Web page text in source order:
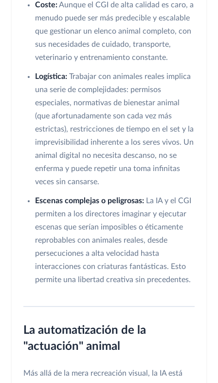
Coste:Aunque el CGI de alta calidad es caro, a
menudo puede ser más predecible y escalable
que gestionar un elenco animal completo, con
sus necesidades de cuidado, transporte,
veterinario y entrenamiento constante.
Logística: Trabajar con animales reales implica
una serie de complejidades: permisos
especiales, normativas de bienestar animal
(que afortunadamente son cada vez más
estrictas), restricciones de tiempo en el set y la
imprevisibilidad inherente a los seres vivos. Un
animal digital no necesita descanso, no se
enferma y puede repetir una toma infinitas
veces sin cansarse.
Escenas complejas o peligrosas: La IA y el CGI
permiten a los directores imaginar y ejecutar
escenas que serían imposibles o éticamente
reprobables con animales reales, desde
persecuciones a alta velocidad hasta
interacciones con criaturas fantásticas. Esto
permite una libertad creativa sin precedentes.
La automatización de la
"actuación" animal
Más allá de la mera recreación visual, la IA está